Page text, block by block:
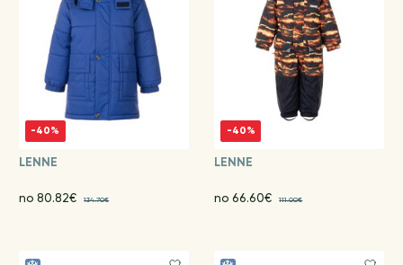
-40%
LENNE
no 80.82€ 134.70€
-40%
LENNE
no 66.60€ 111.00€